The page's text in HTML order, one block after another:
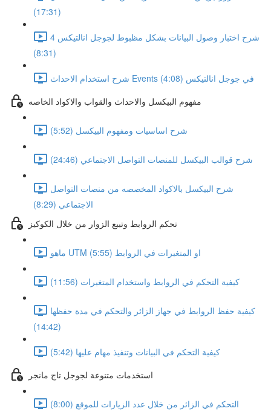
(17:31)
شرح اختبار وصول البيانات بشكل مظبوط لجوجل انالتيكس 4
(8:31)
شرح استخدام الاحداث Events في جوجل انالتيكس (4:08)
مفهوم البيكسل والاحداث والقواب والاكواد الخاصه
شرح اساسيات ومفهوم البيكسل (5:52)
شرح قوالب البيكسل للمنصات التواصل الاجتماعي (24:46)
شرح البيكسل بالاكواد المخصصه من منصات التواصل
الاجتماعي (8:29)
تحكم الروابط وتببع الزوار من خلال الكوكيز
ماهو UTM او المتغيرات في الروابط (5:55)
كيفية التحكم في الروابط واستخدام المتغيرات (11:56)
كيفية حفظ الروابط في جهاز الزائر والتحكم في مدة حفظها
(14:42)
كيفية التحكم في البيانات وتنفيذ مهام عليها (5:42)
استخدمات متنوعة لجوجل تاج مانجر
التحكم في الزائر من خلال عدد الزيارات للموقع (8:00)